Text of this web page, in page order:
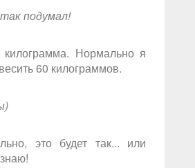
подумал!
Нормально я
60 килограммов.
это будет так... или